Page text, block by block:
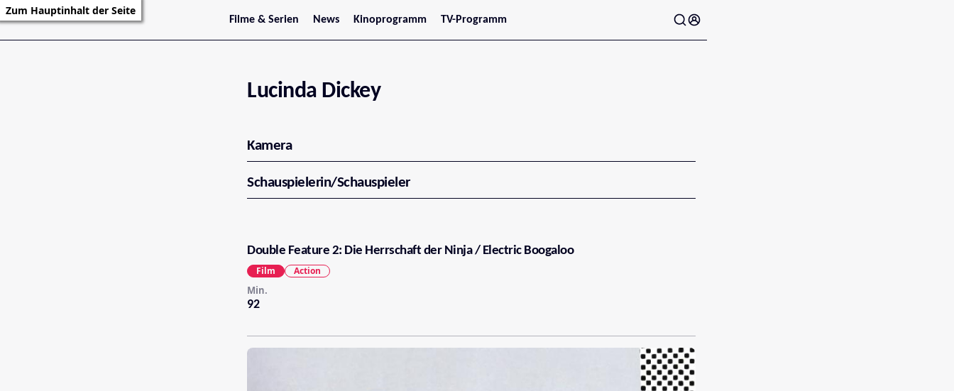
Zum Hauptinhalt der Seite
Filme & Serien
Trailer
Serienarchiv
News
Stars
Kinoprogramm
Jetzt im Kino
Oberösterreich
Tirol
Vorarlberg
TV-Programm
Lucinda Dickey
Kamera
Schauspielerin/Schauspieler
Double Feature 2: Die Herrschaft der Ninja / Electric Boogaloo
92
Min.
Film Action